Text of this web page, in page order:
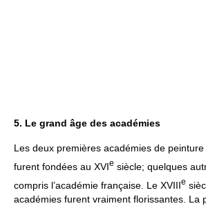
5. Le grand âge des académies
Les deux premières académies de
furent fondées au XVIe siècle; quelques
compris l’académie française. Le XVIIIe
académies furent vraiment florissantes. La